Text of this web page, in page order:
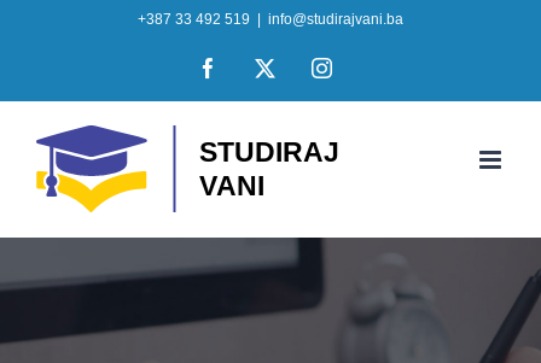
+387 33 492 519 info@studirajvani.ba
Facebook
X Instagram